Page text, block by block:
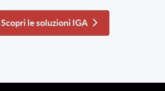
Scopri le soluzioni IGA